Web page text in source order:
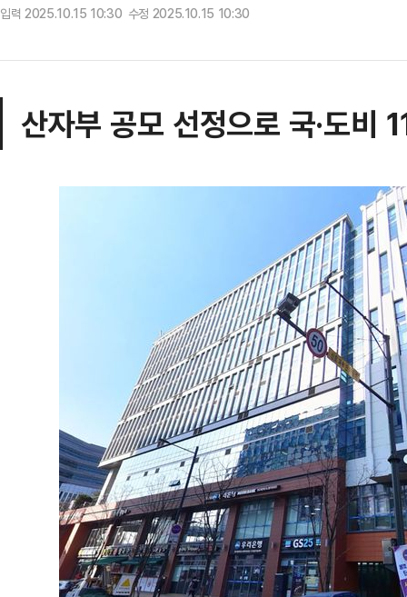
입력 2025.10.15 10:30 수정 2025.10.15 10:30
산자부 공모 선정으로 국·도비